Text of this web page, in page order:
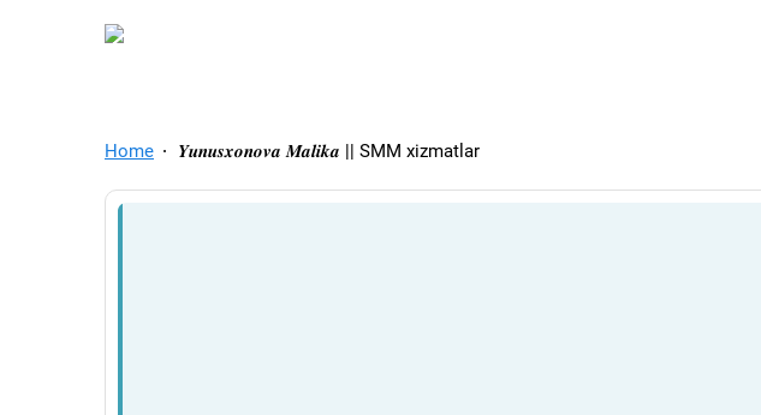
TelegramAds.com — Telegram Ads Spy
Home 𝒀𝒖𝒏𝒖𝒔𝒙𝒐𝒏𝒐𝒗𝒂 𝑴𝒂𝒍𝒊𝒌𝒂 || SMM xizmatlar